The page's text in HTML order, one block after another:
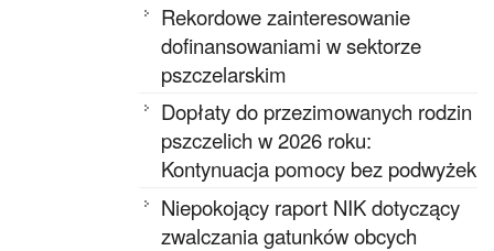
Rekordowe zainteresowanie
dofinansowaniami w sektorze
pszczelarskim
Dopłaty do przezimowanych rodzin
pszczelich w 2026 roku:
Kontynuacja pomocy bez podwyżek
Niepokojący raport NIK dotyczący
zwalczania gatunków obcych